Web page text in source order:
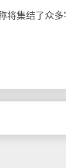
集结了众多